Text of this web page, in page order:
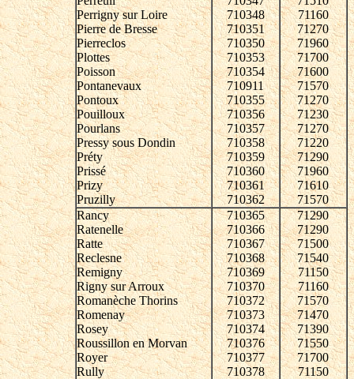
Perrigny sur Loire
Pierre de Bresse
Pierreclos
Plottes
Poisson
Pontanevaux
Pontoux
Pouilloux
Pourlans
Pressy sous Dondin
Préty
Prissé
Prizy
Pruzilly
710348
710351
710350
710353
710354
710911
710355
710356
710357
710358
710359
710360
710361
710362
71160
71270
71960
71700
71600
71570
71270
71230
71270
71220
71290
71960
71610
71570
Rancy
Ratenelle
Ratte
Reclesne
Remigny
Rigny sur Arroux
Romanèche Thorins
Romenay
Rosey
Roussillon en Morvan
Royer
Rully
710365
710366
710367
710368
710369
710370
710372
710373
710374
710376
710377
710378
71290
71290
71500
71540
71150
71160
71570
71470
71390
71550
71700
71150